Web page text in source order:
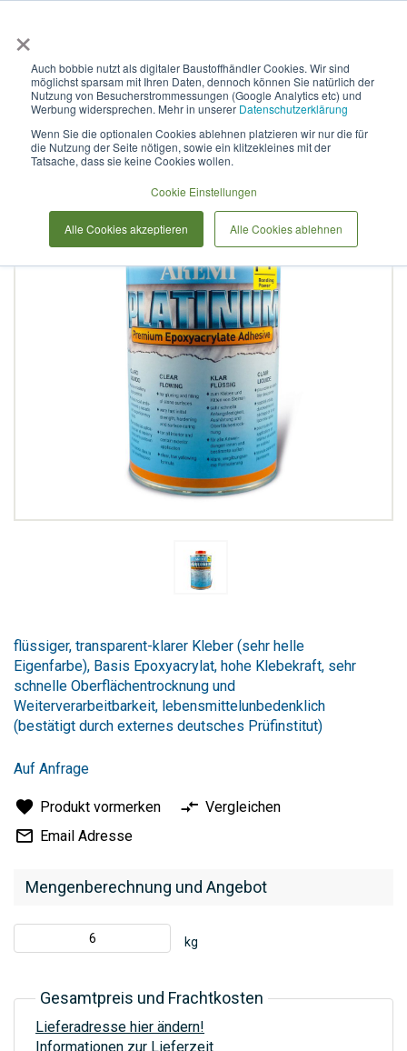
×
Auch bobbie nutzt als digitaler Baustoffhändler Cookies. Wir sind
möglichst sparsam mit Ihren Daten, dennoch können Sie natürlich der
Nutzung von Besucherstrommessungen (Google Analytics etc) und
Werbung widersprechen. Mehr in unserer Datenschutzerklärung
Wenn Sie die optionalen Cookies ablehnen platzieren wir nur die für
die Nutzung der Seite nötigen, sowie ein klitzekleines mit der
Tatsache, dass sie keine Cookies wollen.
Cookie Einstellungen
Alle Cookies akzeptieren Alle Cookies ablehnen
Platinum P+ flüssig
Zum
Ende
Bildergalerie
springen
der
Bildergalerie
springen
Mengenberechnung und Angebot
kg
Gesamtpreis und Frachtkosten
Lieferadresse hier ändern!
Informationen zur Lieferzeit
flüssiger, transparent-klarer Kleber (sehr helle
Eigenfarbe), Basis Epoxyacrylat, hohe Klebekraft, sehr
schnelle Oberflächentrocknung und
Weiterverarbeitbarkeit, lebensmittelunbedenklich
(bestätigt durch externes deutsches Prüfinstitut)
Auf Anfrage
Produkt vormerken
Vergleichen
Email Adresse